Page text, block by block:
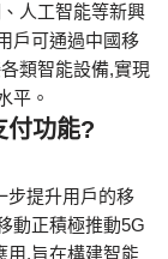
人工智能等新興
戶可通過中國移
類智能設備,實現
平。
付功能?
步提升用戶的移
動正積極推動5G
用,旨在構建智能